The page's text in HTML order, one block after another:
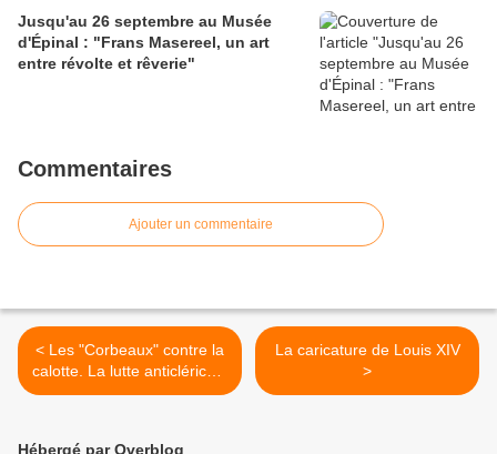
Jusqu'au 26 septembre au Musée
d'Épinal : "Frans Masereel, un art
entre révolte et rêverie"
Commentaires
Ajouter un commentaire
< Les "Corbeaux" contre la
calotte. La lutte anticléricale
par l'image à la Belle
La caricature de Louis XIV
>
Hébergé par Overblog